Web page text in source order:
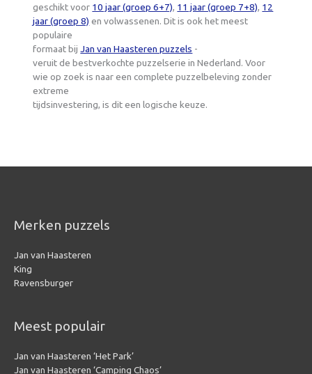
geschikt voor 10 jaar (groep 6+7), 11 jaar (groep 7+8), 12
jaar (groep 8) en volwassenen. Dit is ook het meest
populaire
formaat bijJan van Haasteren puzzels -
veruit de bestverkochte puzzelserie in Nederland. Voor
wie op zoek is naar een complete puzzelbeleving zonder
extreme
tijdsinvestering, is dit een logische keuze.
Merken puzzels
Jan van Haasteren
King
Ravensburger
Meest populair
Jan van Haasteren ‘Het Park’
Jan van Haasteren ‘Camping Chaos’